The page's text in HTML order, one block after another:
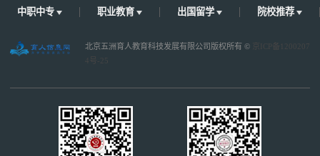
“校园文化节”、“读书节”等品
青年学子风采。 站在新时
应用技术型大学。...
仪器研究中心、东北输变电集
团、东北国际航空服务有限公
金杯、宝马汽车有限公司、沈
阳华润三洋压缩机有限公司、
海、深圳）各分公司小哈津幼
儿园、翻都乐、光大银行、华
润万家、京东商城、苏宁易
购、兴隆大家庭等近百家企事
业单位建立了长期合作的人才
中职中专 职业教育 出国留学 院校推荐
北京五洲育人教育科技发展有限公司版权所有 ©
京ICP备1200207
4号-25